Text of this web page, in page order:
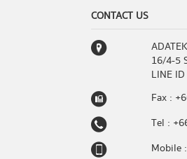
CONTACT US
16/4-5
LINE
Fax :
Tel :
Mobile